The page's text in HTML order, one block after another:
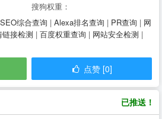
搜狗权重：
SEO综合查询 | Alexa排名查询 | PR查询 | 网
链接检测 | 百度权重查询 | 网站安全检测 |
点赞 [0]
已推送！